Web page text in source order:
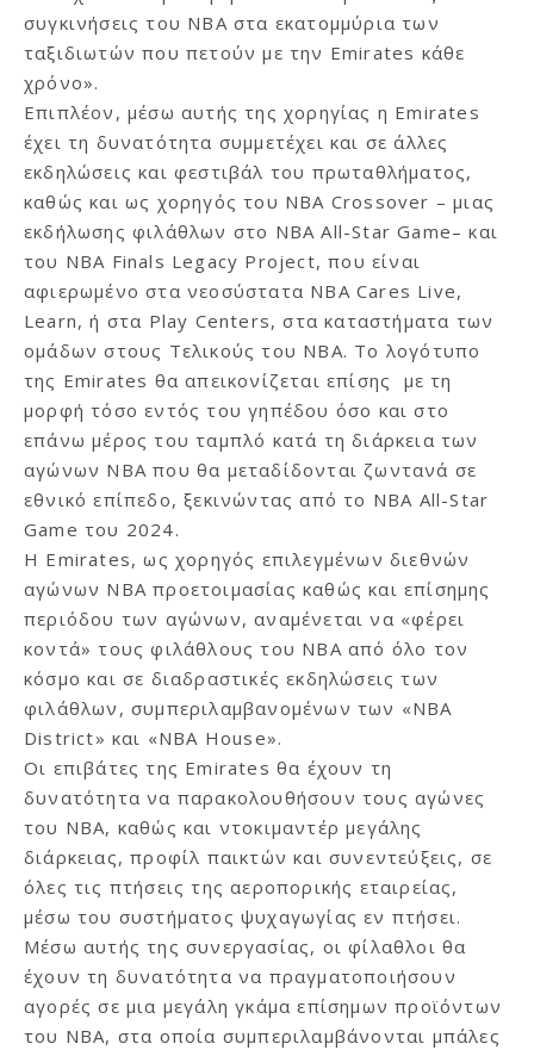
συγκινήσεις του NBA στα εκατομμύρια των
ταξιδιωτών που πετούν με την Emirates κάθε
χρόνο».
Επιπλέον, μέσω αυτής της χορηγίας η Emirates
έχει τη δυνατότητα συμμετέχει και σε άλλες
εκδηλώσεις και φεστιβάλ του πρωταθλήματος,
καθώς και ως χορηγός του NBA Crossover – μιας
εκδήλωσης φιλάθλων στο NBA All-Star Game– και
του NBA Finals Legacy Project, που είναι
αφιερωμένο στα νεοσύστατα NBA Cares Live,
Learn, ή στα Play Centers, στα καταστήματα των
ομάδων στους Τελικούς του NBA. Το λογότυπο
της Emirates θα απεικονίζεται επίσης με τη
μορφή τόσο εντός του γηπέδου όσο και στο
επάνω μέρος του ταμπλό κατά τη διάρκεια των
αγώνων NBA που θα μεταδίδονται ζωντανά σε
εθνικό επίπεδο, ξεκινώντας από το NBA All-Star
Game του 2024.
Η Emirates, ως χορηγός επιλεγμένων διεθνών
αγώνων NBA προετοιμασίας καθώς και επίσημης
περιόδου των αγώνων, αναμένεται να «φέρει
κοντά» τους φιλάθλους του NBA από όλο τον
κόσμο και σε διαδραστικές εκδηλώσεις των
φιλάθλων, συμπεριλαμβανομένων των «NBA
District» και «NBA House».
Οι επιβάτες της Emirates θα έχουν τη
δυνατότητα να παρακολουθήσουν τους αγώνες
του NBA, καθώς και ντοκιμαντέρ μεγάλης
διάρκειας, προφίλ παικτών και συνεντεύξεις, σε
όλες τις πτήσεις της αεροπορικής εταιρείας,
μέσω του συστήματος ψυχαγωγίας εν πτήσει.
Μέσω αυτής της συνεργασίας, οι φίλαθλοι θα
έχουν τη δυνατότητα να πραγματοποιήσουν
αγορές σε μια μεγάλη γκάμα επίσημων προϊόντων
του NBA, στα οποία συμπεριλαμβάνονται μπάλες